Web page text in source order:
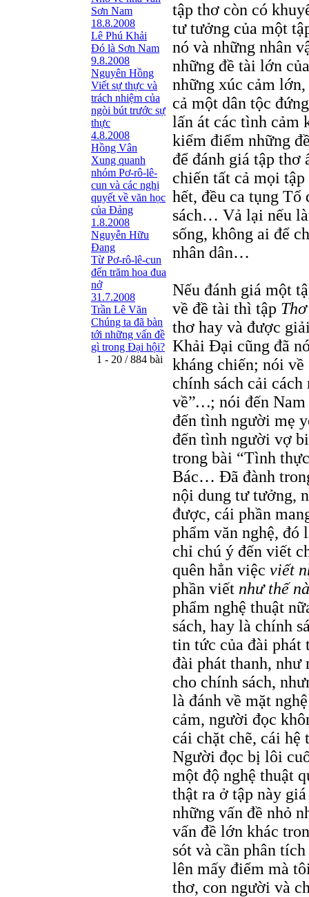
Sơn Nam
18.8.2008
Lê Phú Khải
Đó là Sơn Nam
9.8.2008
Nguyên Hồng
Viết sự thực và
trách nhiệm của
ngòi bút trước sự
thực
4.8.2008
Hồng Vân
Xung quanh
nhóm Pơ-rô-lê-
cun và các nghị
quyết về văn học
của Đảng
1.8.2008
Nguyễn Hữu
Đang
Từ Pơ-rô-lê-cun
đến trăm hoa đua
nở
31.7.2008
Trần Lê Văn
Chúng ta đã bàn
tới những vấn đề
gì trong Đại hội?
1 - 20 / 884 bài
tập thơ còn có
tư tưởng của một
nó và những nhân
những đề tài lớn
những xúc cảm
cả một dân tộc
lấn át các tình cảm
kiểm điểm những
để đánh giá tập thơ
chiến tất cả mọi
hết, đều ca tụng Tổ
sách… Vả lại nếu
sống, không ai để
nhân dân…
Nếu đánh giá một
về đề tài thì tập
thơ hay và được
Khải Đại cũng đã
kháng chiến; nói
chính sách cải
về”…; nói đến
đến tình người mẹ
đến tình người vợ
trong bài “Tình
Bác… Đã đành
nội dung tư tưởng,
được, cái phần
phẩm văn nghệ, đó
chỉ chú ý đến viết
quên hẳn việc viết
phần viết như thế
phẩm nghệ thuật
sách, hay là chính
tin tức của đài phát
đài phát thanh,
cho chính sách,
là đánh về mặt
cảm, người đọc
cái chặt chẽ, cái hệ
Người đọc bị lôi
một độ nghệ thuật
thật ra ở tập này
những vấn đề nhỏ
vấn đề lớn khác
sót và cần phân
lên mấy điểm mà
thơ, con người và